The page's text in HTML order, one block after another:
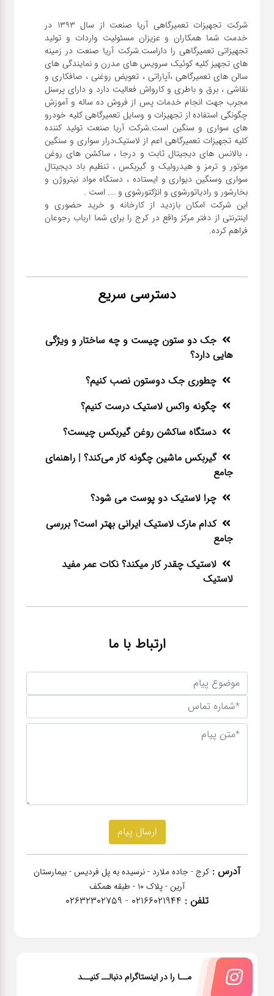
شرکت تجهیزات تعمیرگاهی آریا صنعت از سال ۱۳۹۳ در
خدمت شما همکاران و عزیزان مسئولیت واردات و تولید
تجهیزاتی تعمیرگاهی را داراست.شرکت آریا صنعت در زمینه
های تجهیز کلیه کوئیک سرویس های مدرن و نمایندگی های
سالن های تعمیرگاهی ،آپاراتی ، تعویض روغنی ، صافکاری و
نقاشی ، برق و باطری و کارواش فعالیت دارد و دارای پرسنل
مجرب جهت انجام خدمات پس از فروش ده ساله و آموزش
چگونگی استفاده از تجهیزات و وسایل تعمیرگاهی کلیه خودرو
های سواری و سنگین است.شرکت آریا صنعت تولید کننده
کلیه تجهیزات تعمیرگاهی اعم از لاستیک‌درار سواری و ‌سنگین
، بالانس های دیجیتال ثابت و درجا ، ساکشن های روغن
موتور و ترمز و هیدرولیک و گیربکس ، تنظیم باد دیجیتال
سواری و‌سنگین دیواری و ایستاده ، دستگاه مواد نیتروژن و
این شرکت امکان بازدید از کارخانه و خرید حضوری و
اینترنتی از دفتر مرکز واقع در کرج را برای شما ارباب رجوعان
فراهم کرده.
دسترسی سریع
جک دو ستون چیست و چه ساختار و ویژگی
هایی دارد؟
چطوری جک دوستون نصب کنیم؟
چگونه واکس لاستیک درست کنیم؟
دستگاه ساکشن روغن گیربکس چیست؟
گیربکس ماشین چگونه کار می‌کند؟ | راهنمای
جامع
چرا لاستیک دو پوست می شود؟
کدام مارک لاستیک ایرانی بهتر است؟ بررسی
جامع
لاستیک چقدر کار میکند؟ نکات عمر مفید
لاستیک
ارتباط با ما
آدرس : کرج - جاده ملارد - نرسیده به پل فردیس - بیمارستان
آرین - پلاک 10 - طبقه همکف
تلفن : 02166021944 - 02632302759
مــا را در اینستاگرام دنبالــ کنیــد